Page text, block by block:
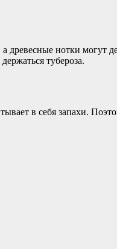
древесные нотки
тубероза.
в себя запахи.